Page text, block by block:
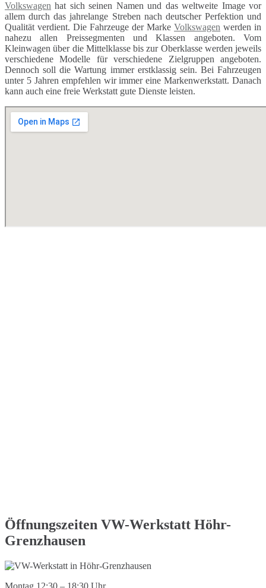
Volkswagen hat sich seinen Namen und das weltweite Image vor
allem durch das jahrelange Streben nach deutscher Perfektion und
Qualität verdient. Die Fahrzeuge der Marke Volkswagen werden in
nahezu allen Preissegmenten und Klassen angeboten. Vom
Kleinwagen über die Mittelklasse bis zur Oberklasse werden jeweils
verschiedene Modelle für verschiedene Zielgruppen angeboten.
Dennoch soll die Wartung immer erstklassig sein. Bei Fahrzeugen
unter 5 Jahren empfehlen wir immer eine Markenwerkstatt. Danach
kann auch eine freie Werkstatt gute Dienste leisten.
Öffnungszeiten VW-Werkstatt Höhr-
Grenzhausen